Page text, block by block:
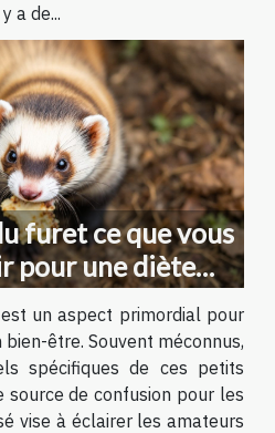
a de...
furet ce que vous
pour une diète
un aspect primordial pour
être. Souvent méconnus,
spécifiques de ces petits
de confusion pour les
vise à éclairer les amateurs